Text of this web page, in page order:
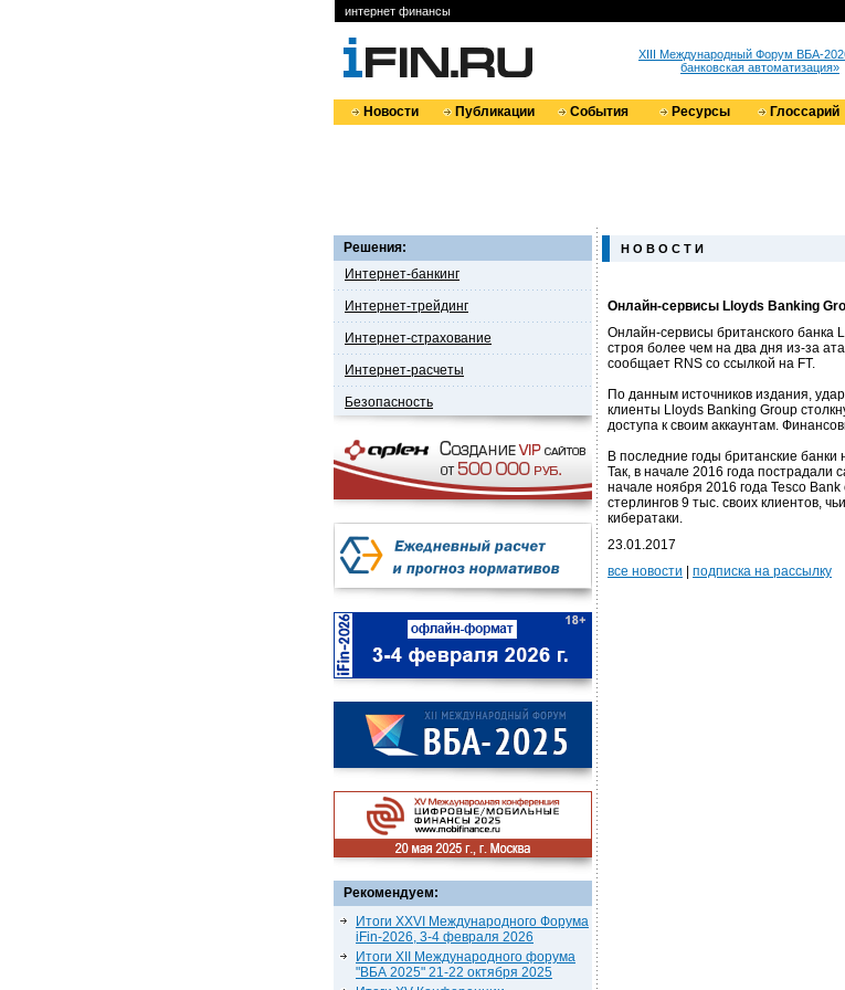
интернет финансы
XIII Международный Форум ВБА-
банковская автоматизация»
Новости Публикации События Ресурсы Глоссарий
Решения:
Интернет-банкинг
Интернет-трейдинг
Интернет-страхование
Интернет-расчеты
Безопасность
Рекомендуем:
Итоги XXVI Международного Форума
iFin-2026, 3-4 февраля 2026
Итоги XII Международного форума
"ВБА 2025" 21-22 октября 2025
Н О В О С Т И
Онлайн-сервисы Lloyds Banking
Онлайн-сервисы британского банка
строя более чем на два дня из-за
сообщает RNS со ссылкой на FT.
По данным источников издания,
клиенты Lloyds Banking Group
доступа к своим аккаунтам.
В последние годы британские банки
Так, в начале 2016 года
начале ноября 2016 года Tesco
стерлингов 9 тыс. своих клиентов,
кибератаки.
23.01.2017
все новости
подписка на рассылку